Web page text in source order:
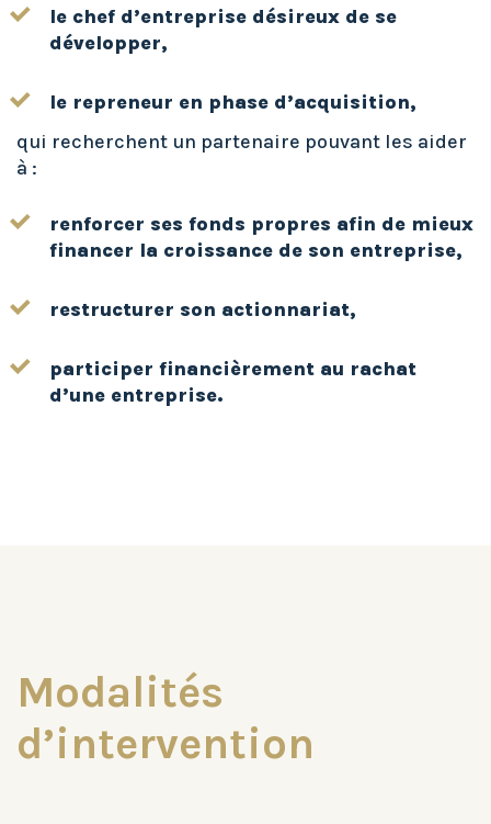
le chef d’entreprise désireux de se
développer,
le repreneur en phase d’acquisition,
qui recherchent un partenaire pouvant les aider
à :
renforcer ses fonds propres afin de mieux
financer la croissance de son entreprise,
restructurer son actionnariat,
participer financièrement au rachat
d’une entreprise.
Modalités
d’intervention